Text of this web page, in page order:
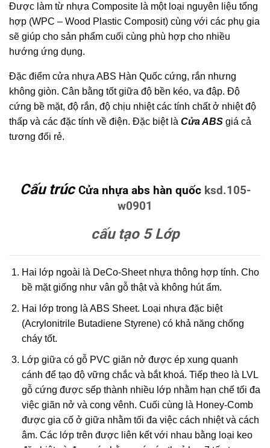
Được làm từ nhựa Composite là một loại nguyên liệu tổng
hợp (WPC – Wood Plastic Composit) cùng với các phụ gia
sẽ giúp cho sản phẩm cuối cùng phù hợp cho nhiều
hướng ứng dụng.
Đặc điểm cửa nhựa ABS Hàn Quốc cứng, rắn nhưng
không giòn. Cân bằng tốt giữa độ bền kéo, va đập. Độ
cứng bề mặt, độ rắn, độ chịu nhiệt các tính chất ở nhiệt độ
thấp và các đặc tính về điện. Đặc biệt là Cửa ABS giá cả
tương đối rẻ.
Cấu trúc Cửa nhựa abs hàn quốcksd.105-
w0901
cấu tạo 5 Lớp
Hai lớp ngoài là DeCo-Sheet nhựa thông hợp tính. Cho
bề mặt giống như vân gỗ thật và không hút ẩm.
Hai lớp trong là ABS Sheet. Loại nhựa đặc biệt
(Acrylonitrile Butadiene Styrene) có khả năng chống
cháy tốt.
Lớp giữa có gỗ PVC giãn nở được ép xung quanh
cánh để tạo độ vững chắc và bắt khoá. Tiếp theo là LVL
gỗ cứng được sếp thành nhiều lớp nhằm hạn chế tối đa
việc giãn nở và cong vênh. Cuối cùng là Honey-Comb
được gia cố ở giữa nhằm tối đa việc cách nhiệt và cách
âm. Các lớp trên được liên kết với nhau bằng loại keo